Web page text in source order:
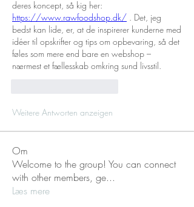
https://www.rawfoodshop.dk/ . Det, jeg
bedst kan lide, er, at de inspirerer kunderne med
idéer til opskrifter og tips om opbevaring, så det
føles som mere end bare en webshop –
nærmest et fællesskab omkring sund livsstil.
Weitere Antworten anzeigen
Om
Welcome to the group! You can connect
with other members, ge...
Læs mere